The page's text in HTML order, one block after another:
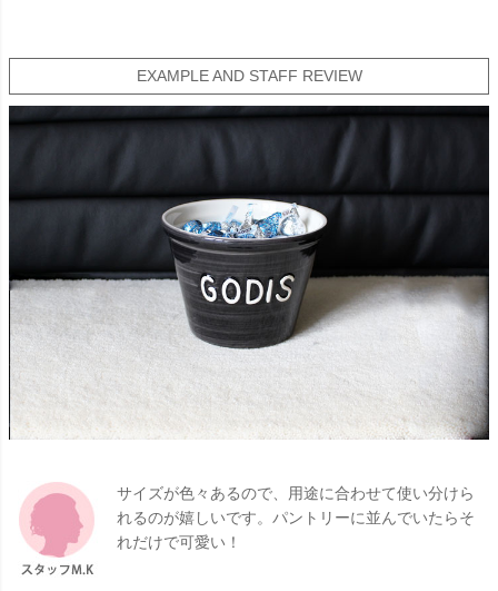
EXAMPLE AND STAFF REVIEW
サイズが色々あるので、用途に合わせて使い分けら
れるのが嬉しいです。パントリーに並んでいたらそ
れだけで可愛い！